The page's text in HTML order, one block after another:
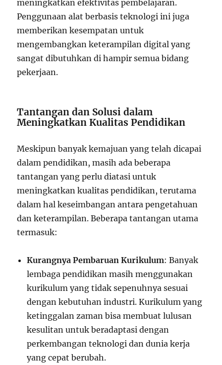
meningkatkan efektivitas pembelajaran.
Penggunaan alat berbasis teknologi ini juga
memberikan kesempatan untuk
mengembangkan keterampilan digital yang
sangat dibutuhkan di hampir semua bidang
pekerjaan.
Tantangan dan Solusi dalam
Meningkatkan Kualitas Pendidikan
Meskipun banyak kemajuan yang telah dicapai
dalam pendidikan, masih ada beberapa
tantangan yang perlu diatasi untuk
meningkatkan kualitas pendidikan, terutama
dalam hal keseimbangan antara pengetahuan
dan keterampilan. Beberapa tantangan utama
termasuk:
Kurangnya Pembaruan Kurikulum: Banyak
lembaga pendidikan masih menggunakan
kurikulum yang tidak sepenuhnya sesuai
dengan kebutuhan industri. Kurikulum yang
ketinggalan zaman bisa membuat lulusan
kesulitan untuk beradaptasi dengan
perkembangan teknologi dan dunia kerja
yang cepat berubah.